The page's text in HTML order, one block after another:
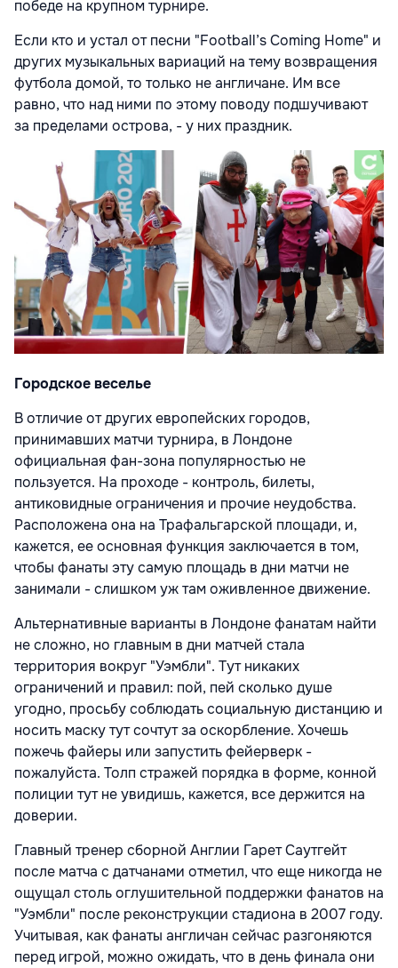
победе на крупном турнире.
Если кто и устал от песни "Football’s Coming Home" и
других музыкальных вариаций на тему возвращения
футбола домой, то только не англичане. Им все
равно, что над ними по этому поводу подшучивают
за пределами острова, - у них праздник.
Городское веселье
В отличие от других европейских городов,
принимавших матчи турнира, в Лондоне
официальная фан-зона популярностью не
пользуется. На проходе - контроль, билеты,
антиковидные ограничения и прочие неудобства.
Расположена она на Трафальгарской площади, и,
кажется, ее основная функция заключается в том,
чтобы фанаты эту самую площадь в дни матчи не
занимали - слишком уж там оживленное движение.
Альтернативные варианты в Лондоне фанатам найти
не сложно, но главным в дни матчей стала
территория вокруг "Уэмбли". Тут никаких
ограничений и правил: пой, пей сколько душе
угодно, просьбу соблюдать социальную дистанцию и
носить маску тут сочтут за оскорбление. Хочешь
пожечь файеры или запустить фейерверк -
пожалуйста. Толп стражей порядка в форме, конной
полиции тут не увидишь, кажется, все держится на
доверии.
Главный тренер сборной Англии Гарет Саутгейт
после матча с датчанами отметил, что еще никогда не
ощущал столь оглушительной поддержки фанатов на
"Уэмбли" после реконструкции стадиона в 2007 году.
Учитывая, как фанаты англичан сейчас разгоняются
перед игрой, можно ожидать, что в день финала они